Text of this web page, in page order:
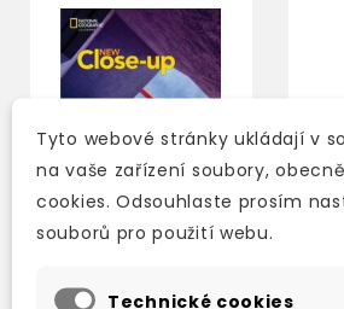
Tyto webové stránky ukládají v
na vaše zařízení soubory,
cookies. Odsouhlaste prosím
souborů pro použití webu.
Technické cookies